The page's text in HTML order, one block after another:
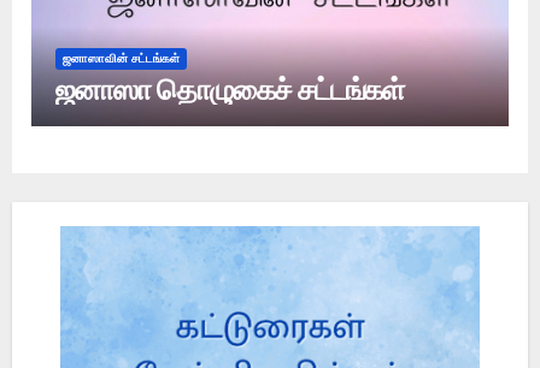
ஜனாஸாவின் சட்டங்கள்
ஜனாஸா தொழுகைச் சட்டங்கள்